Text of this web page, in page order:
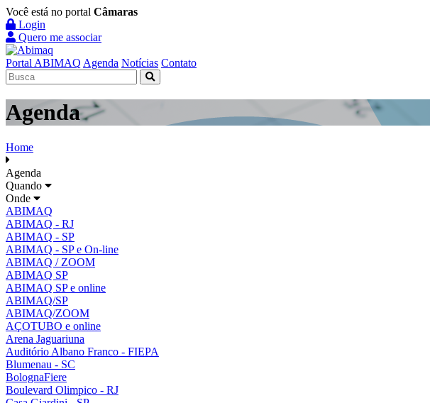
Você está no portal Câmaras
Login
Quero me associar
Portal ABIMAQ Agenda Notícias Contato
Agenda
Home
Agenda
Quando
Onde
ABIMAQ
ABIMAQ - RJ
ABIMAQ - SP
ABIMAQ - SP e On-line
ABIMAQ / ZOOM
ABIMAQ SP
ABIMAQ SP e online
ABIMAQ/SP
ABIMAQ/ZOOM
AÇOTUBO e online
Arena Jaguariuna
Auditório Albano Franco - FIEPA
Blumenau - SC
BolognaFiere
Boulevard Olimpico - RJ